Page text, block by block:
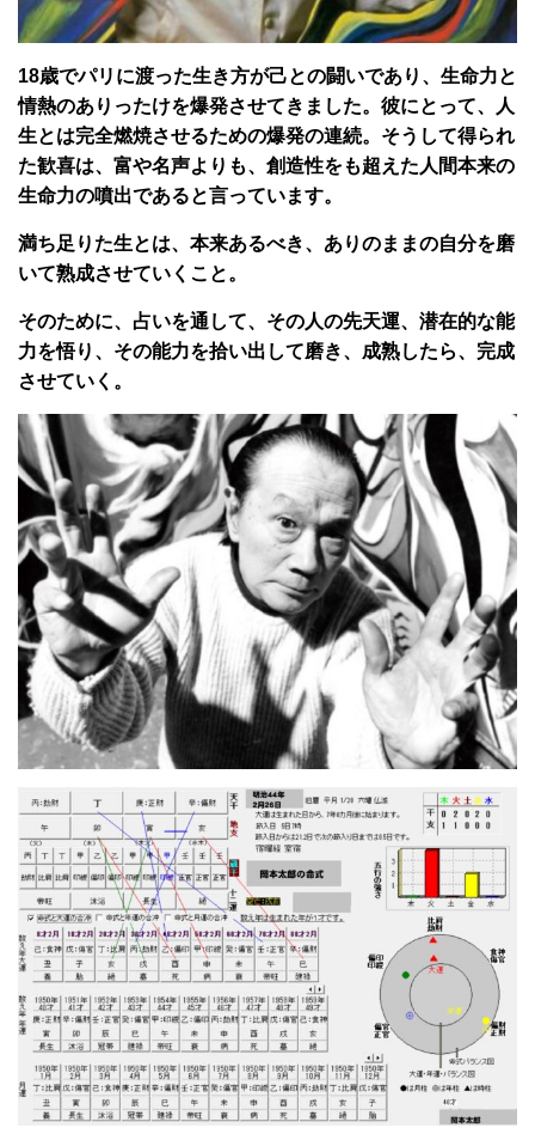
18歳でパリに渡った生き方が己との闘いであり、生命力と
情熱のありったけを爆発させてきました。彼にとって、人
生とは完全燃焼させるための爆発の連続。そうして得られ
た歓喜は、富や名声よりも、創造性をも超えた人間本来の
生命力の噴出であると言っています。
満ち足りた生とは、本来あるべき、ありのままの自分を磨
いて熟成させていくこと。
そのために、占いを通して、その人の先天運、潜在的な能
力を悟り、その能力を拾い出して磨き、成熟したら、完成
させていく。